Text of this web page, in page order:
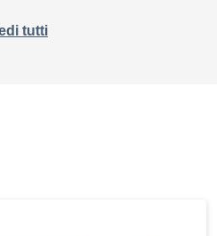
tutti